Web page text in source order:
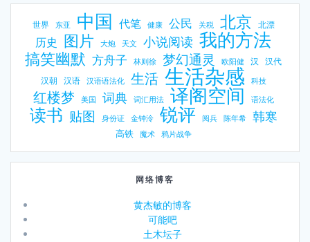
世界 东亚 中国 代笔 健康 公民 关税 北京 北漂
历史 图片 大炮 天文 小说阅读 我的方法
搞笑幽默 方舟子 林则徐 梦幻通灵 欧阳健 汉 汉代
汉朝 汉语 汉语语法化 生活 生活杂感 科技
红楼梦 美国 词典 词汇用法 译阁空间 语法化
读书 贴图 身份证 金钟泠 锐评 阅兵 陈年希 韩寒
高铁 魔术 鸦片战争
网络博客
黄杰敏的博客
可能吧
土木坛子